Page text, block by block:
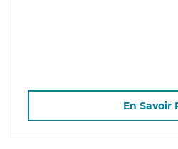
En Savoir